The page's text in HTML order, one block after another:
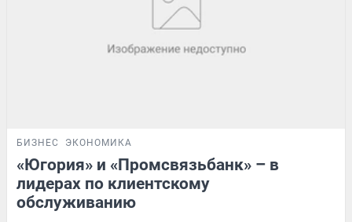
БИЗНЕС ЭКОНОМИКА
«Югория» и «Промсвязьбанк» – в
лидерах по клиентскому
обслуживанию